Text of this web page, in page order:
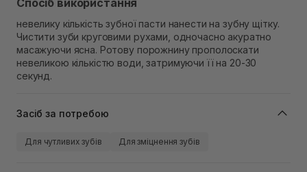
Спосіб використання
невелику кількість зубної пасти нанести на зубну щітку.
Чистити зуби круговими рухами, одночасно акуратно
масажуючи ясна. Ротову порожнину прополоскати
невеликою кількістю води, затримуючи її на 20-30
секунд.
Засіб за потребою
Для чутливих зубів Для зміцнення зубів